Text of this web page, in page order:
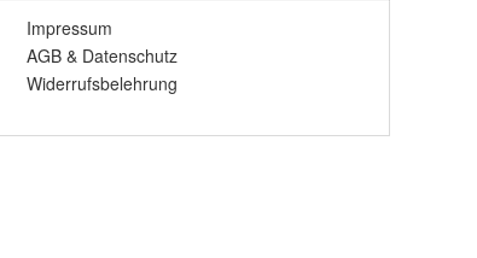
Impressum
AGB & Datenschutz
Widerrufsbelehrung